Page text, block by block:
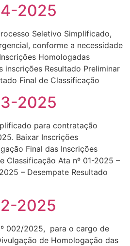
2025
Seletivo Simplificado,
conforme a necessidade
Homologadas
inscrições Resultado Preliminar
Final de Classificação
2025
para contratação
Baixar Inscrições
Final das Inscrições
Classificação Ata nº 01-2025 –
– Desempate Resultado
2025
002/2025, para o cargo de
de Homologação das